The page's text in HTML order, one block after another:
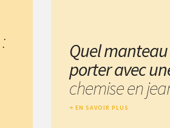
:
Quel manteau
porter avec
chemise en
EN SAVOIR PLUS